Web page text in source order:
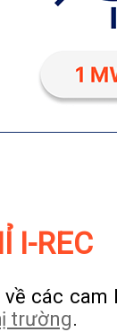
I-REC
các cam
trường.